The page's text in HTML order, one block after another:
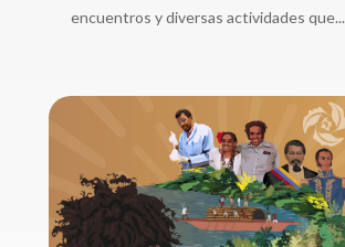
encuentros y diversas actividades que...